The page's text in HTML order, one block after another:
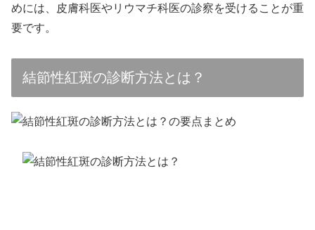
めには、皮膚科医やリウマチ科医の診察を受けることが重
要です。
結節性紅斑の診断方法とは？